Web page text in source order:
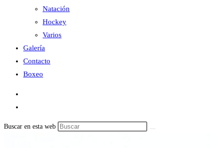
Natación
Hockey
Varios
Galería
Contacto
Boxeo
Buscar en esta web